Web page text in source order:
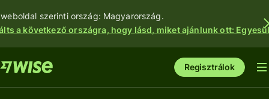
szerinti ország: Magyarország.
a következő országra, hogy lásd, miket ajánlunk ott:
Regisztrálok